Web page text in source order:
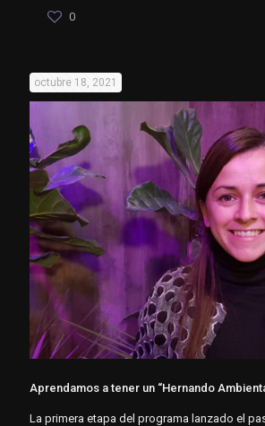
0
octubre 18, 2021
Aprendamos a tener un “Hernando
La primera etapa del programa lanzado el